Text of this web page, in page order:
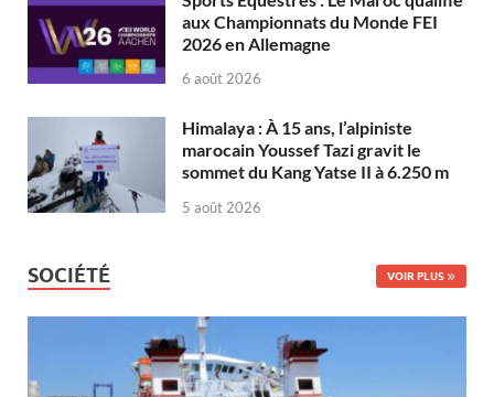
aux Championnats du Monde FEI
2026 en Allemagne
6 août 2026
Himalaya : À 15 ans, l’alpiniste
marocain Youssef Tazi gravit le
sommet du Kang Yatse II à 6.250 m
5 août 2026
SOCIÉTÉ VOIR PLUS